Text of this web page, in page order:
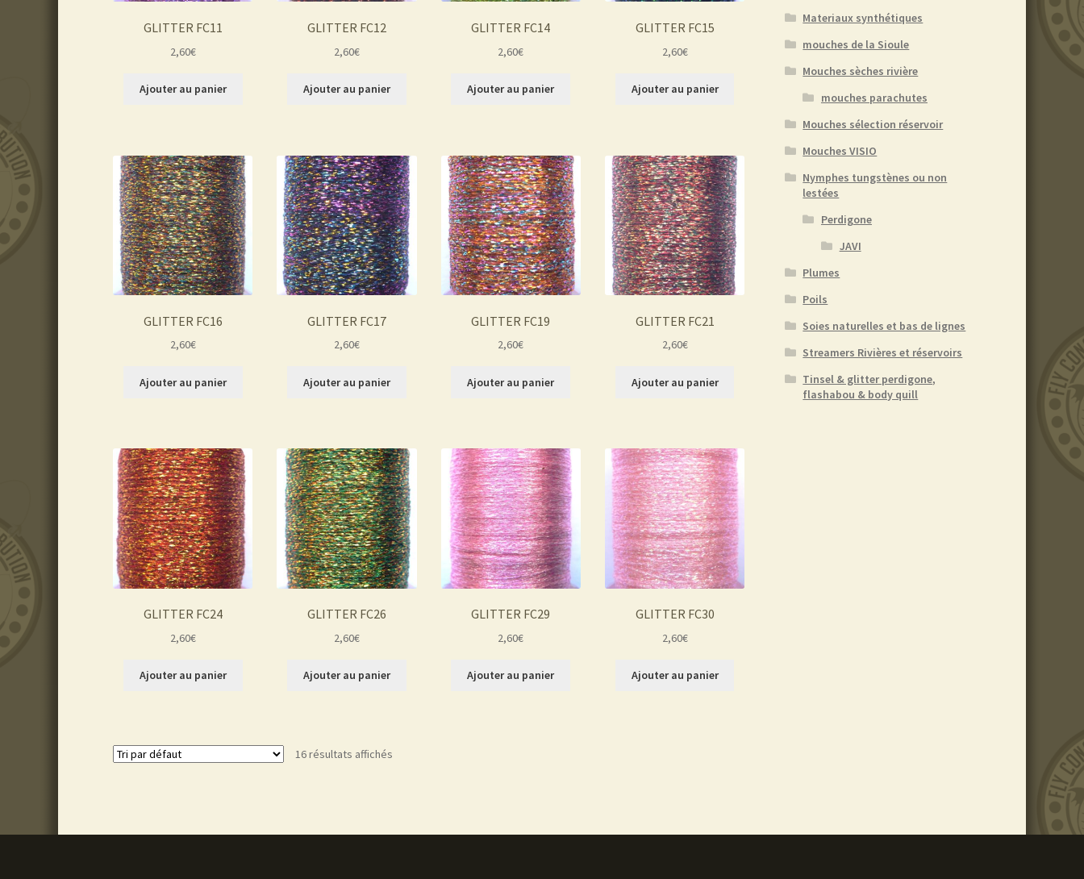
GLITTER FC11
2,60€
Ajouter au panier
GLITTER FC12
2,60€
Ajouter au panier
GLITTER FC14
2,60€
Ajouter au panier
GLITTER FC15
2,60€
Ajouter au panier
GLITTER FC16
2,60€
Ajouter au panier
GLITTER FC17
2,60€
Ajouter au panier
GLITTER FC19
2,60€
Ajouter au panier
GLITTER FC21
2,60€
Ajouter au panier
GLITTER FC24
2,60€
Ajouter au panier
GLITTER FC26
2,60€
Ajouter au panier
GLITTER FC29
2,60€
Ajouter au panier
GLITTER FC30
2,60€
Ajouter au panier
16 résultats affichés
Materiaux synthétiques
mouches de la Sioule
Mouches sèches rivière
mouches parachutes
Mouches sélection réservoir
Mouches VISIO
Nymphes tungstènes ou non
lestées
Perdigone
JAVI
Plumes
Poils
Soies naturelles et bas de lignes
Streamers Rivières et réservoirs
Tinsel & glitter perdigone,
flashabou & body quill